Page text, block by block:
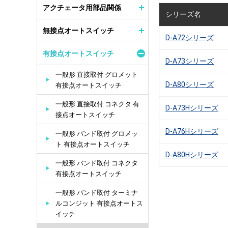
シリーズ名
D-A72シリーズ
D-A73シリーズ
D-A80シリーズ
D-A73Hシリーズ
D-A76Hシリーズ
D-A80Hシリーズ
アクチェータ用部品関係
無接点オートスイッチ
有接点オートスイッチ
一般形 直接取付 グロメット
有接点オートスイッチ
一般形 直接取付 コネクタ 有
接点オートスイッチ
一般形 バンド取付 グロメッ
ト 有接点オートスイッチ
一般形 バンド取付 コネクタ
有接点オートスイッチ
一般形 バンド取付 ターミナ
ルコンジット 有接点オートス
イッチ